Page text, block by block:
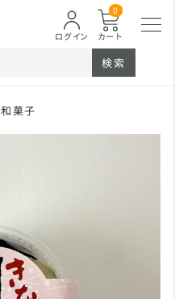
カート
0
ログイン
検索
和菓子